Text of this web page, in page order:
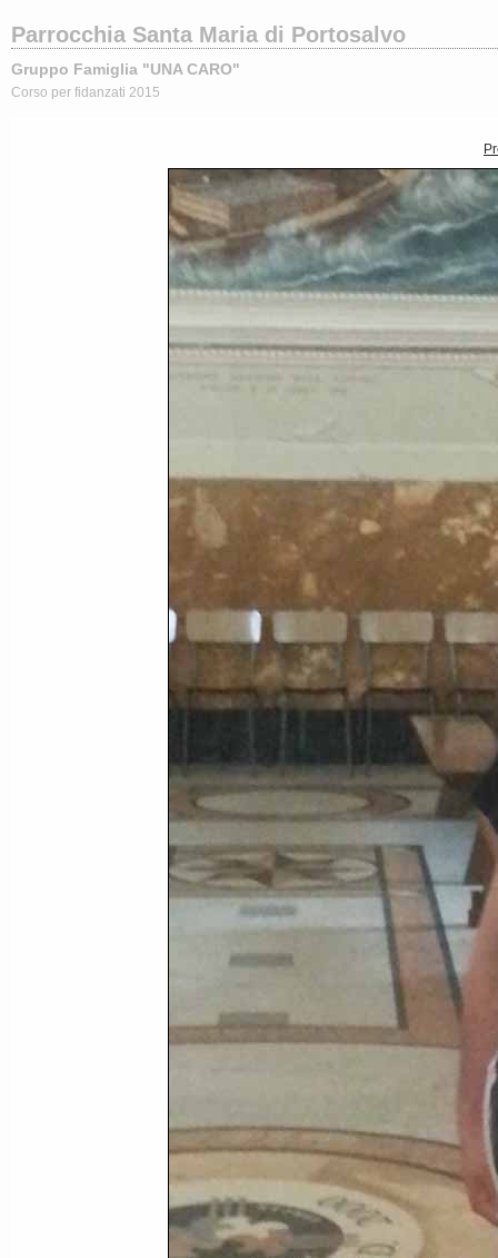
Parrocchia Santa Maria di Portosalvo
Gruppo Famiglia "UNA CARO"
Corso per fidanzati 2015